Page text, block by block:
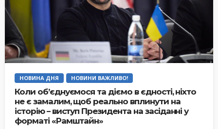
НОВИНА ДНЯ НОВИНИ ВАЖЛИВО!
Коли об’єднуємося та діємо в єдності, ніхто
не є замалим, щоб реально вплинути на
історію – виступ Президента на засіданні у
форматі «Рамштайн»